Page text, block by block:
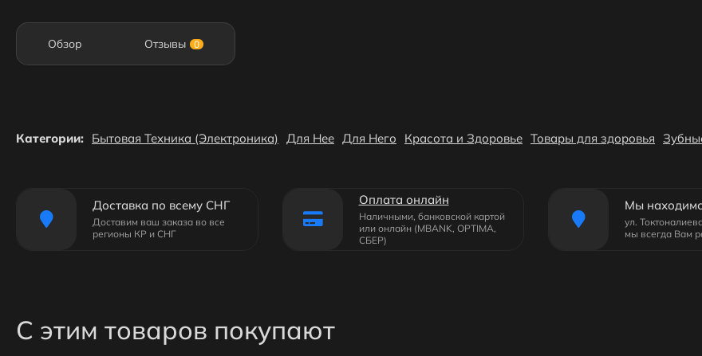
Обзор Отзывы 0
Категории: Бытовая Техника (Электроника) Для Нее Для Него Красота и Здоровье Товары для здоровья
Доставка по всему СНГ
Доставим ваш заказа во все
регионы КР и СНГ
Оплата онлайн
Наличными, банковской картой
или онлайн (MBANK, OPTIMA,
СБЕР)
Мы
ул.
мы всегда Вам
С этим товаров покупают